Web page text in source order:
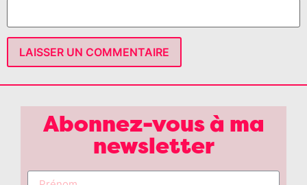
Abonnez-vous à ma
newsletter